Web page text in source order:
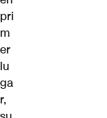
pri
m
er
lu
ga
r,